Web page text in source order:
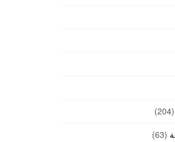
(204)
(63)